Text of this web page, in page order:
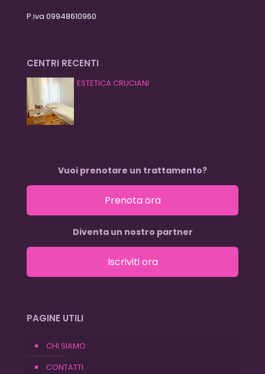
P.iva 09948610960
CENTRI RECENTI
ESTETICA CRUCIANI
Vuoi prenotare un trattamento?
Prenota ora
Diventa un nostro partner
Iscriviti ora
PAGINE UTILI
CHI SIAMO
CONTATTI